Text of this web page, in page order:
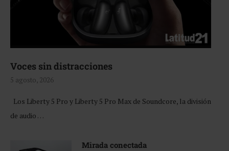
Voces sin distracciones
5 agosto, 2026
Los Liberty 5 Pro y Liberty 5 Pro Max de Soundcore, la división
de audio …
Mirada conectada